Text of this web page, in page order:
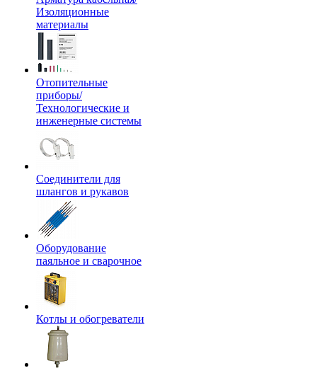
Изоляционные
материалы
Отопительные
приборы/
Технологические и
инженерные системы
Соединители для
шлангов и рукавов
Оборудование
паяльное и сварочное
Котлы и обогреватели